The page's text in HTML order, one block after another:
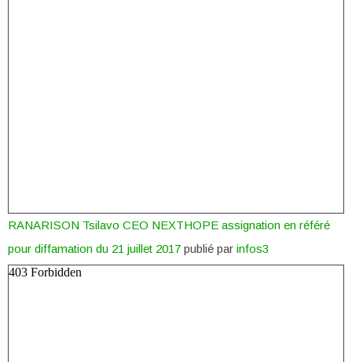
RANARISON Tsilavo CEO NEXTHOPE assignation en référé
pour diffamation du 21 juillet 2017 publié par infos3